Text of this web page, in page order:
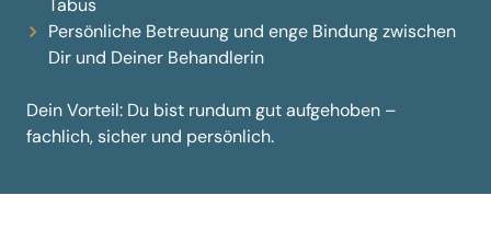
Tabus
Persönliche Betreuung und enge Bindung zwischen
Dir und Deiner Behandlerin
Dein Vorteil: Du bist rundum gut aufgehoben –
fachlich, sicher und persönlich.